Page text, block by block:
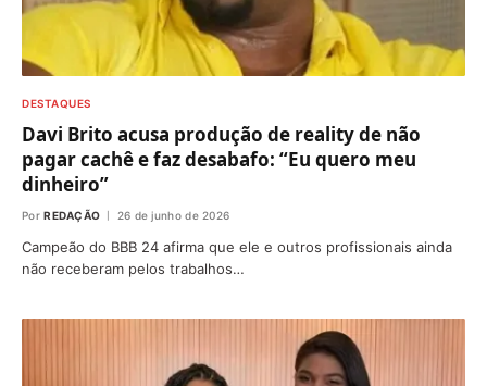
DESTAQUES
Davi Brito acusa produção de reality de não
pagar cachê e faz desabafo: “Eu quero meu
dinheiro”
Por REDAÇÃO 26 de junho de 2026
Campeão do BBB 24 afirma que ele e outros profissionais ainda
não receberam pelos trabalhos…